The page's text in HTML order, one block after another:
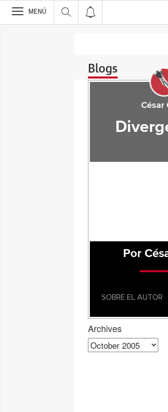
>
MENÚ
Blogs
César
Por
SOBRE EL AUTOR
Archives
Archives